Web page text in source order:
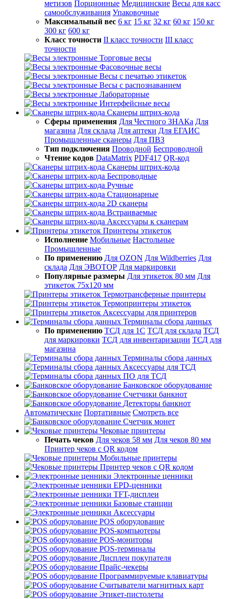
метизов Порционные Медицинские Весы для касс
самообслуживания Упаковочные
Максимальный вес 6 кг 15 кг 32 кг 60 кг 150 кг
300 кг 600 кг
Класс точности II класс точности III класс
точности
Торговые весы
Фасовочные весы
Весы с печатью этикеток
Весы с распознаванием
Лабораторные
Интерфейсные весы
Сканеры штрих-кода
Сферы применения Для Честного ЗНАКа Для
магазина Для склада Для аптеки Для ЕГАИС
Промышленные сканеры Для ПВЗ
Тип подключения Проводной Беспроводной
Чтение кодов DataMatrix PDF417 QR-код
Сканеры штрих-кода
Беспроводные
Ручные
Стационарные
2D сканеры
Встраиваемые
Аксессуары к сканерам
Принтеры этикеток
Исполнение Мобильные Настольные
Промышленные
По применению Для OZON Для Wildberries Для
склада Для ЭВОТОР Для маркировки
Популярные размеры Для этикеток 80 мм Для
этикеток 75х120 мм
Термотрансферные принтеры
Термопринтеры этикеток
Аксессуары для принтеров
Терминалы сбора данных
По применению ТСД для 1С ТСД для склада ТСД
для маркировки ТСД для инвентаризации ТСД для
магазина
Терминалы сбора данных
Аксессуары для ТСД
ПО для ТСД
Банковское оборудование
Счетчики банкнот
Детекторы банкнот
Автоматические Портативные Смотреть все
Счетчик монет
Чековые принтеры
Печать чеков Для чеков 58 мм Для чеков 80 мм
Принтер чеков с QR кодом
Мобильные принтеры
Принтер чеков с QR кодом
Электронные ценники
EPD-ценники
TFT-дисплеи
Базовые станции
Аксессуары
POS оборудование
POS-компьютеры
POS-мониторы
POS-терминалы
Дисплеи покупателя
Прайс-чекеры
Программируемые клавиатуры
Считыватели магнитных карт
Этикет-пистолеты